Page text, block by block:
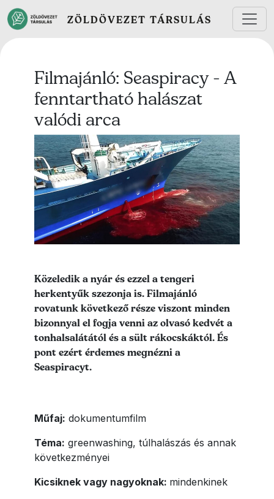
Ugrás a tartalomra
ZÖLDÖVEZET TÁRSULÁS
Filmajánló: Seaspiracy - A
fenntartható halászat
valódi arca
Lead kép
Közeledik a nyár és ezzel a tengeri
herkentyűk szezonja is. Filmajánló
rovatunk következő része viszont minden
bizonnyal el fogja venni az olvasó kedvét a
tonhalsalátától és a sült rákocskáktól. És
pont ezért érdemes megnézni a
Seaspiracyt.
Műfaj: dokumentumfilm
Téma: greenwashing, túlhalászás és annak
következményei
Kicsiknek vagy nagyoknak: mindenkinek